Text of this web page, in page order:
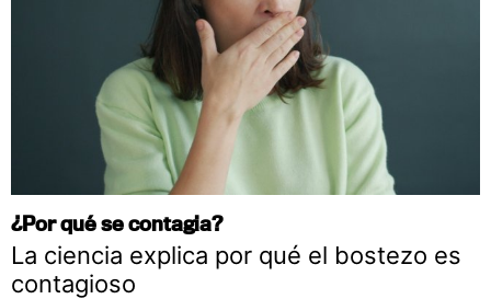
¿Por qué se contagia?
La ciencia explica por qué el bostezo es
contagioso